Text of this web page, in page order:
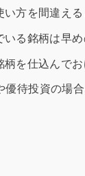
い方を間違える
いる銘柄は早
柄を仕込んで
優待投資の場